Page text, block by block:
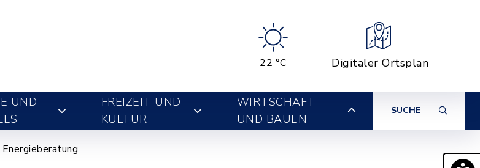
22 °C Digitaler Ortsplan
UND
FREIZEIT UND
KULTUR
WIRTSCHAFT
UND BAUEN
SUCHE
Energieberatung